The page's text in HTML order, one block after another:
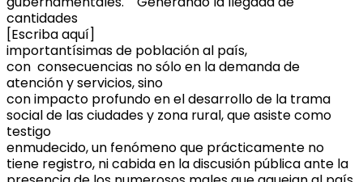
cantidades
[Escriba aquí]
importantísimas de población al país,
con consecuencias no sólo en la demanda de
atención y servicios, sino
con impacto profundo en el desarrollo de la trama
social de las ciudades y zona rural, que asiste como
testigo
enmudecido, un fenómeno que prácticamente no
tiene registro, ni cabida en la discusión pública ante la